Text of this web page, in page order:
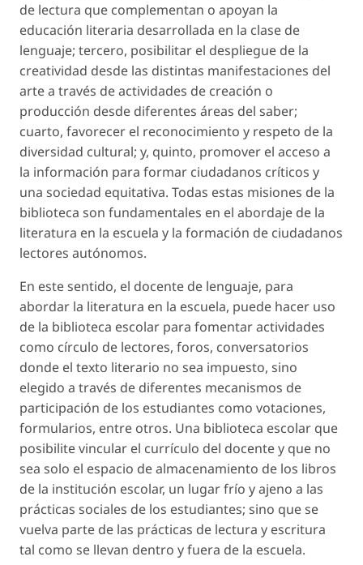
de lectura que complementan o apoyan la
educación literaria desarrollada en la clase de
lenguaje; tercero, posibilitar el despliegue de la
creatividad desde las distintas manifestaciones del
arte a través de actividades de creación o
producción desde diferentes áreas del saber;
cuarto, favorecer el reconocimiento y respeto de la
diversidad cultural; y, quinto, promover el acceso a
la información para formar ciudadanos críticos y
una sociedad equitativa. Todas estas misiones de la
biblioteca son fundamentales en el abordaje de la
literatura en la escuela y la formación de ciudadanos
lectores autónomos.
En este sentido, el docente de lenguaje, para
abordar la literatura en la escuela, puede hacer uso
de la biblioteca escolar para fomentar actividades
como círculo de lectores, foros, conversatorios
donde el texto literario no sea impuesto, sino
elegido a través de diferentes mecanismos de
participación de los estudiantes como votaciones,
formularios, entre otros. Una biblioteca escolar que
posibilite vincular el currículo del docente y que no
sea solo el espacio de almacenamiento de los libros
de la institución escolar, un lugar frío y ajeno a las
prácticas sociales de los estudiantes; sino que se
vuelva parte de las prácticas de lectura y escritura
tal como se llevan dentro y fuera de la escuela.